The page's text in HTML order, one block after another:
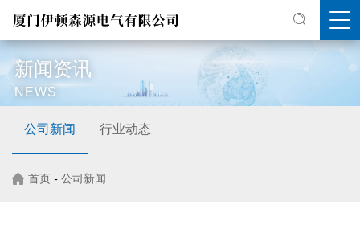
新闻资讯
NEWS
公司新闻 行业动态
首页 - 公司新闻